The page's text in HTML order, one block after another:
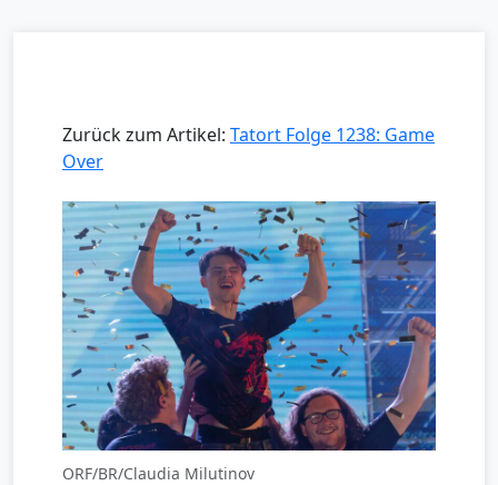
Zurück zum Artikel: Tatort Folge 1238: Game
Over
ORF/BR/Claudia Milutinov